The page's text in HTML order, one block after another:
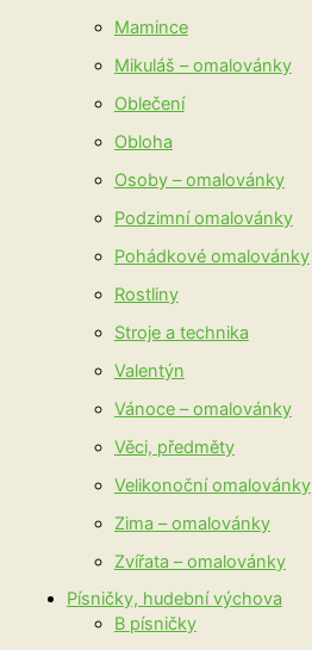
Mamince
Mikuláš – omalovánky
Oblečení
Obloha
Osoby – omalovánky
Podzimní omalovánky
Pohádkové omalovánky
Rostliny
Stroje a technika
Valentýn
Vánoce – omalovánky
Věci, předměty
Velikonoční omalovánky
Zima – omalovánky
Zvířata – omalovánky
Písničky, hudební výchova
B písničky